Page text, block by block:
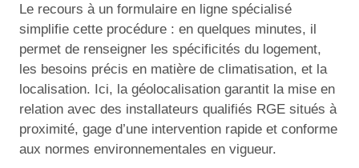
Le recours à un formulaire en ligne spécialisé
simplifie cette procédure : en quelques minutes, il
permet de renseigner les spécificités du logement,
les besoins précis en matière de climatisation, et la
localisation. Ici, la géolocalisation garantit la mise en
relation avec des installateurs qualifiés RGE situés à
proximité, gage d’une intervention rapide et conforme
aux normes environnementales en vigueur.